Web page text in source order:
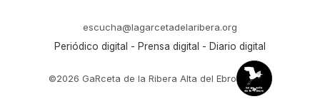
escucha@lagarcetadelaribera.org
Periódico digital - Prensa digital - Diario digital
©2026 GaRceta de la Ribera Alta del Ebro